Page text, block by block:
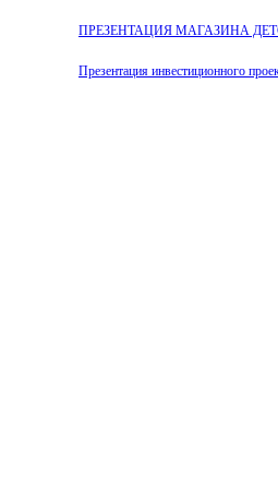
ПРЕЗЕНТАЦИЯ МАГАЗИНА
Презентация инвестиционного